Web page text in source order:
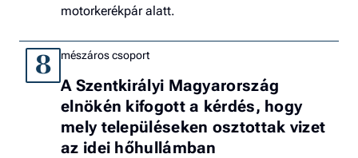
motorkerékpár alatt.
8 mészáros csoport
A Szentkirályi Magyarország
elnökén kifogott a kérdés, hogy
mely településeken osztottak vizet
az idei hőhullámban